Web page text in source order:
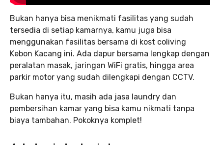
Bukan hanya bisa menikmati fasilitas yang sudah
tersedia di setiap kamarnya, kamu juga bisa
menggunakan fasilitas bersama di kost coliving
Kebon Kacang ini. Ada dapur bersama lengkap dengan
peralatan masak, jaringan WiFi gratis, hingga area
parkir motor yang sudah dilengkapi dengan CCTV.
Bukan hanya itu, masih ada jasa laundry dan
pembersihan kamar yang bisa kamu nikmati tanpa
biaya tambahan. Pokoknya komplet!